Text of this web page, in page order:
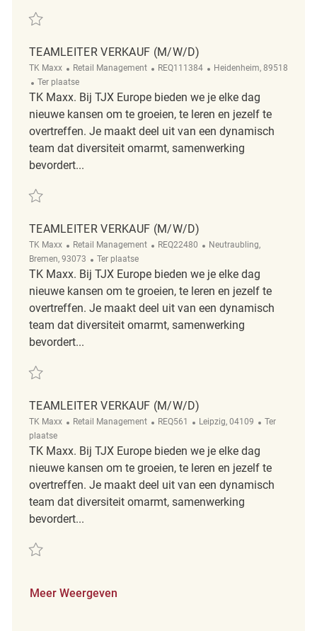
Redden Teamleiter Verkauf (m/w/d) REQ132364
TEAMLEITER VERKAUF (M/W/D)
TK Maxx Categorie
Retail Management ReqId
REQ111384 Plaats
Heidenheim, 89518
Afgelegen
Ter plaatse
TK Maxx. Bij TJX Europe bieden we je elke dag
nieuwe kansen om te groeien, te leren en jezelf te
overtreffen. Je maakt deel uit van een dynamisch
team dat diversiteit omarmt, samenwerking
bevordert...
Redden Teamleiter Verkauf (m/w/d) REQ111384
TEAMLEITER VERKAUF (M/W/D)
TK Maxx Categorie
Retail Management ReqId
REQ22480 Plaats
Neutraubling,
Bremen, 93073
Afgelegen
Ter plaatse
TK Maxx. Bij TJX Europe bieden we je elke dag
nieuwe kansen om te groeien, te leren en jezelf te
overtreffen. Je maakt deel uit van een dynamisch
team dat diversiteit omarmt, samenwerking
bevordert...
Redden Teamleiter Verkauf (m/w/d) REQ22480
TEAMLEITER VERKAUF (M/W/D)
TK Maxx Categorie
Retail Management ReqId
REQ561 Plaats
Leipzig, 04109 Afgelegen
Ter
plaatse
TK Maxx. Bij TJX Europe bieden we je elke dag
nieuwe kansen om te groeien, te leren en jezelf te
overtreffen. Je maakt deel uit van een dynamisch
team dat diversiteit omarmt, samenwerking
bevordert...
Redden Teamleiter Verkauf (m/w/d) REQ561
Meer Weergeven